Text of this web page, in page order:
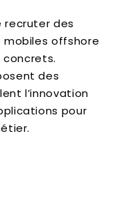
recruter des
mobiles offshore
concrets.
des
l’innovation
pour